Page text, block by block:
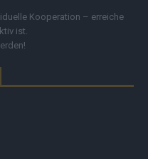
Kooperation – erreiche
ist.